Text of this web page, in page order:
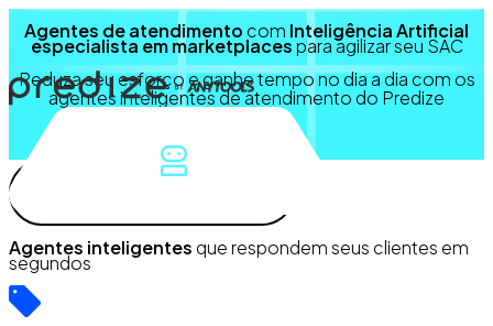
Agentes de atendimento com Inteligência Artificial
especialista em marketplacespara agilizar seu SAC
Reduza seu esforço e ganhe tempo no dia a dia com os
agentes inteligentes de atendimento do Predize
Agentes inteligentes que respondem seus clientes em
segundos